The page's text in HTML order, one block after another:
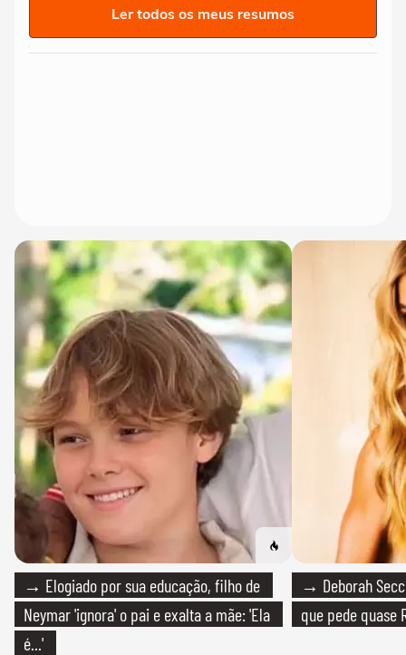
Ler todos os meus resumos
→ Elogiado por sua educação, filho de
Neymar 'ignora' o pai e exalta a mãe: 'Ela
é...'
→ Deborah
que pede quase